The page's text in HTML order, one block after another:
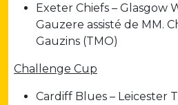
Exeter Chiefs – Glasgow
Gauzere assisté de MM.
Gauzins (TMO)
Challenge Cup
Cardiff Blues – Leicester